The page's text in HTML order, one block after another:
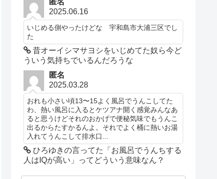
匿名
2025.06.16
いじめる側やったけどな 宇和島市大浦三区でし
た
昔オーイシマサヨシをいじめてた奴ら今ど
ういう気持ちでいるんだろうな
匿名
2025.03.28
おれも小さい頃13〜15よく風呂でうんこしてた
わ、熱い風呂に入るとケツアナ開く感覚みんなあ
ると思うけどそれのおかげで便秘気味でもうんこ
出るからたすかるんよ。それでよく桶に熱いお湯
入れてうんこして排水口...
ひろゆきの言ってた「お風呂でうんちする
人はIQが高い」ってどういう意味なん？